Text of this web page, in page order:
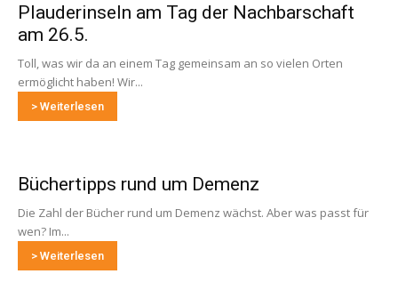
Plauderinseln am Tag der Nachbarschaft
am 26.5.
Toll, was wir da an einem Tag gemeinsam an so vielen Orten
ermöglicht haben! Wir...
> Weiterlesen
Büchertipps rund um Demenz
Die Zahl der Bücher rund um Demenz wächst. Aber was passt für
wen? Im...
> Weiterlesen